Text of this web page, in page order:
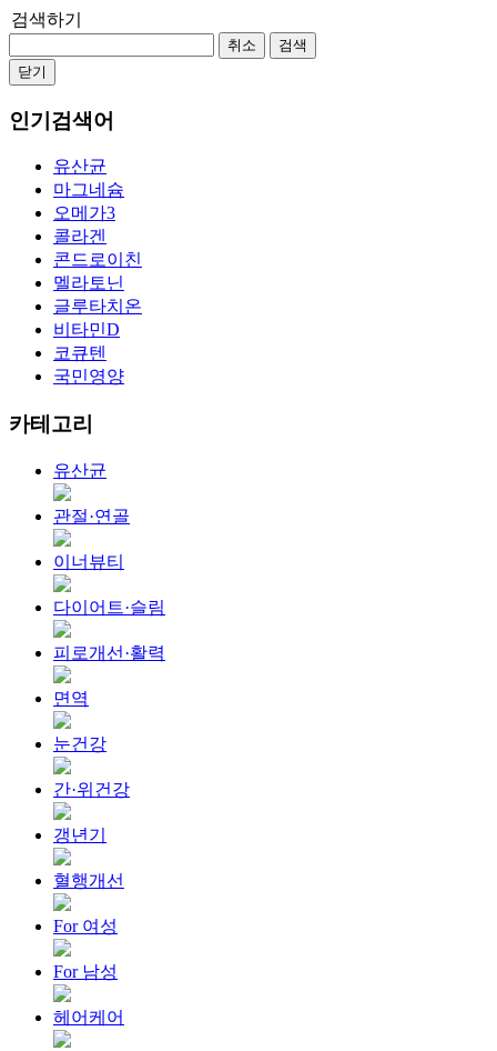
검색하기
취소
검색
닫기
인기검색어
유산균
마그네슘
오메가3
콜라겐
콘드로이친
멜라토닌
글루타치온
비타민D
코큐텐
국민영양
카테고리
유산균
관절·연골
이너뷰티
다이어트·슬림
피로개선·활력
면역
눈건강
간·위건강
갱년기
혈행개선
For 여성
For 남성
헤어케어